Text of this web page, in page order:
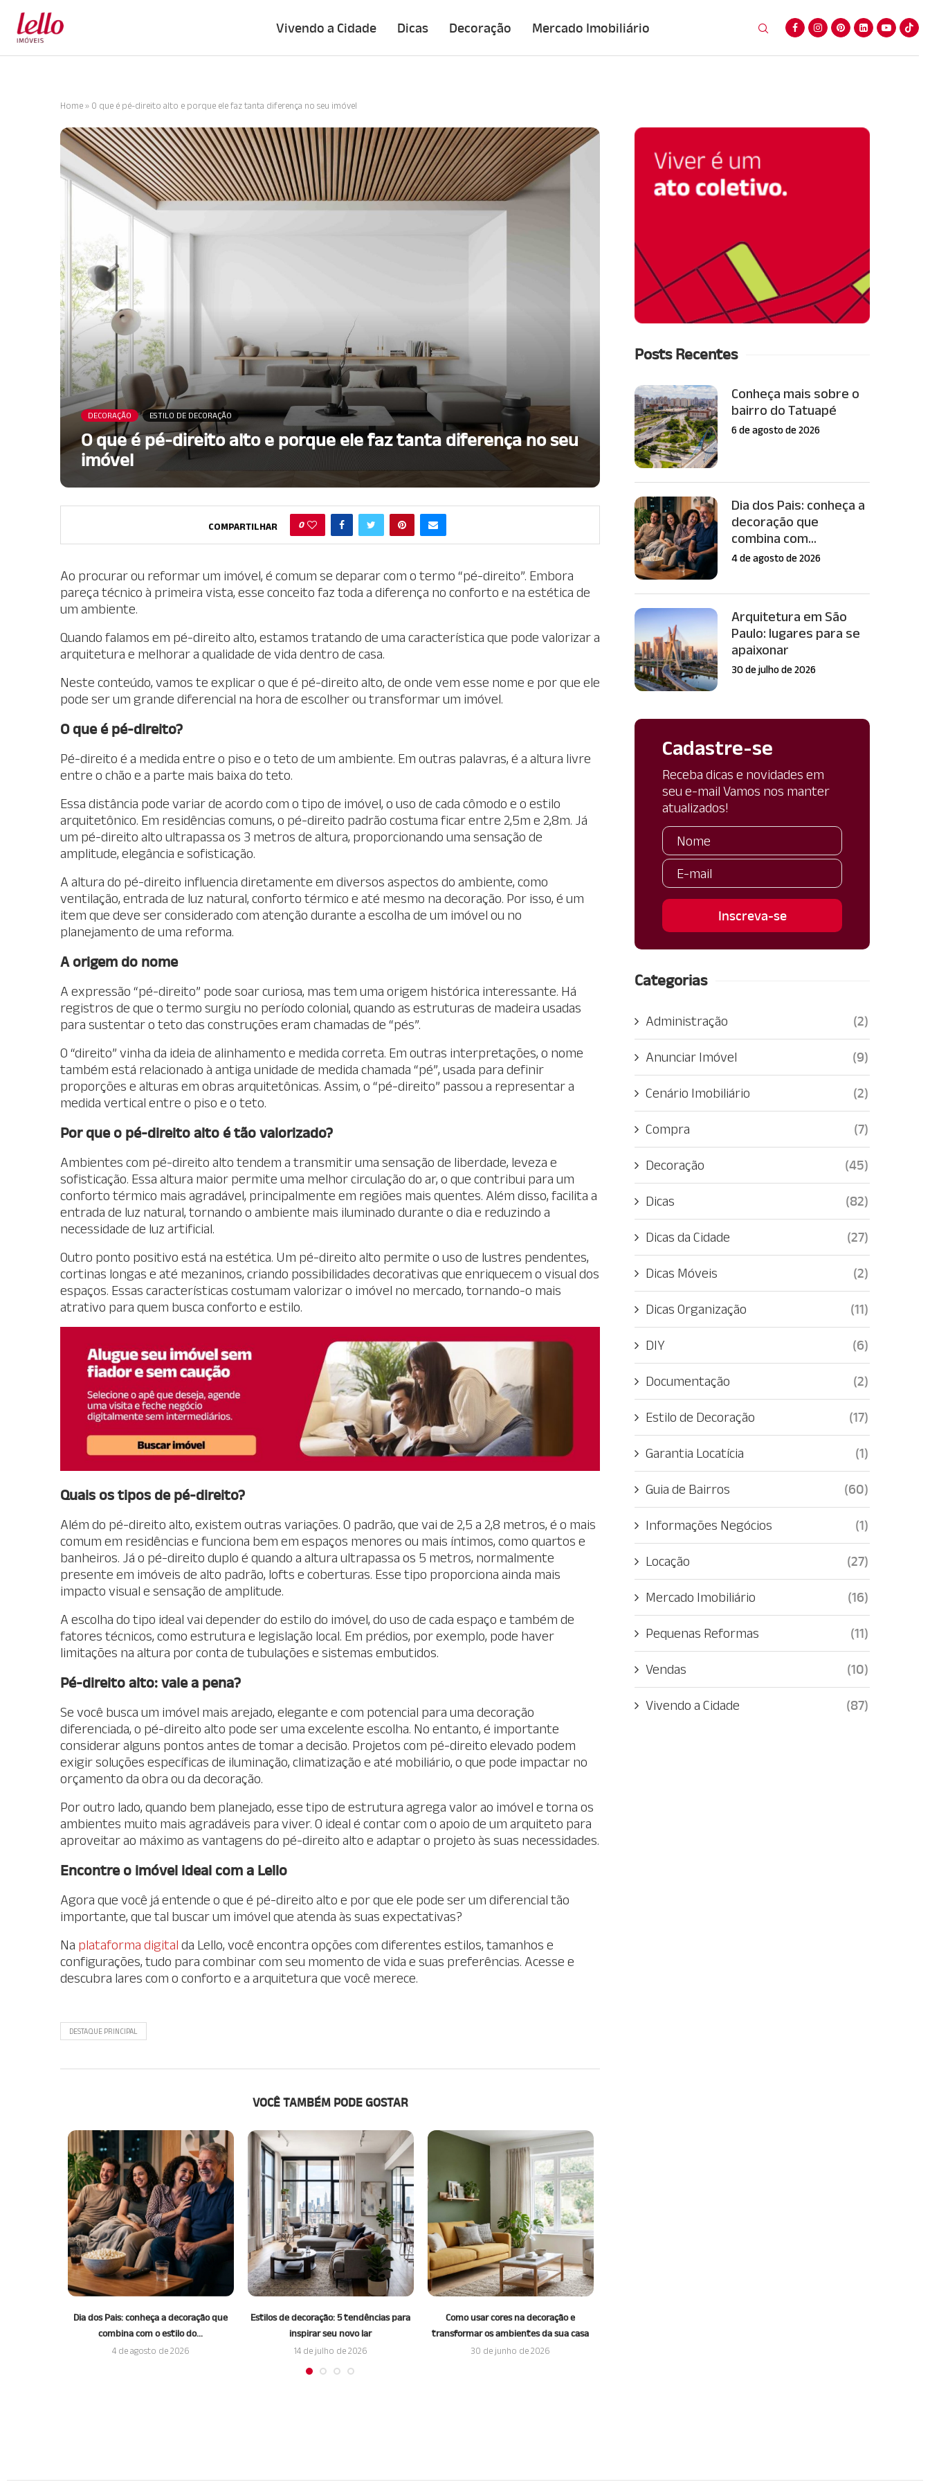
Vivendo a Cidade Dicas Decoração Mercado Imobiliário
Home » O que é pé-direito alto e porque ele faz tanta diferença no seu imóvel
DECORAÇÃO ESTILO DE DECORAÇÃO
O que é pé-direito alto e porque ele faz tanta diferença no seu
imóvel
COMPARTILHAR 0
Ao procurar ou reformar um imóvel, é comum se deparar com o termo “pé-direito”. Embora
pareça técnico à primeira vista, esse conceito faz toda a diferença no conforto e na estética de
um ambiente.
Quando falamos em pé-direito alto, estamos tratando de uma característica que pode valorizar a
arquitetura e melhorar a qualidade de vida dentro de casa.
Neste conteúdo, vamos te explicar o que é pé-direito alto, de onde vem esse nome e por que ele
pode ser um grande diferencial na hora de escolher ou transformar um imóvel.
O que é pé-direito?
Pé-direito é a medida entre o piso e o teto de um ambiente. Em outras palavras, é a altura livre
entre o chão e a parte mais baixa do teto.
Essa distância pode variar de acordo com o tipo de imóvel, o uso de cada cômodo e o estilo
arquitetônico. Em residências comuns, o pé-direito padrão costuma ficar entre 2,5m e 2,8m. Já
um pé-direito alto ultrapassa os 3 metros de altura, proporcionando uma sensação de
amplitude, elegância e sofisticação.
A altura do pé-direito influencia diretamente em diversos aspectos do ambiente, como
ventilação, entrada de luz natural, conforto térmico e até mesmo na decoração. Por isso, é um
item que deve ser considerado com atenção durante a escolha de um imóvel ou no
planejamento de uma reforma.
A origem do nome
A expressão “pé-direito” pode soar curiosa, mas tem uma origem histórica interessante. Há
registros de que o termo surgiu no período colonial, quando as estruturas de madeira usadas
para sustentar o teto das construções eram chamadas de “pés”.
O “direito” vinha da ideia de alinhamento e medida correta. Em outras interpretações, o nome
também está relacionado à antiga unidade de medida chamada “pé”, usada para definir
proporções e alturas em obras arquitetônicas. Assim, o “pé-direito” passou a representar a
medida vertical entre o piso e o teto.
Por que o pé-direito alto é tão valorizado?
Ambientes com pé-direito alto tendem a transmitir uma sensação de liberdade, leveza e
sofisticação. Essa altura maior permite uma melhor circulação do ar, o que contribui para um
conforto térmico mais agradável, principalmente em regiões mais quentes. Além disso, facilita a
entrada de luz natural, tornando o ambiente mais iluminado durante o dia e reduzindo a
necessidade de luz artificial.
Outro ponto positivo está na estética. Um pé-direito alto permite o uso de lustres pendentes,
cortinas longas e até mezaninos, criando possibilidades decorativas que enriquecem o visual dos
espaços. Essas características costumam valorizar o imóvel no mercado, tornando-o mais
atrativo para quem busca conforto e estilo.
Quais os tipos de pé-direito?
Além do pé-direito alto, existem outras variações. O padrão, que vai de 2,5 a 2,8 metros, é o mais
comum em residências e funciona bem em espaços menores ou mais íntimos, como quartos e
banheiros. Já o pé-direito duplo é quando a altura ultrapassa os 5 metros, normalmente
presente em imóveis de alto padrão, lofts e coberturas. Esse tipo proporciona ainda mais
impacto visual e sensação de amplitude.
A escolha do tipo ideal vai depender do estilo do imóvel, do uso de cada espaço e também de
fatores técnicos, como estrutura e legislação local. Em prédios, por exemplo, pode haver
limitações na altura por conta de tubulações e sistemas embutidos.
Pé-direito alto: vale a pena?
Se você busca um imóvel mais arejado, elegante e com potencial para uma decoração
diferenciada, o pé-direito alto pode ser uma excelente escolha. No entanto, é importante
considerar alguns pontos antes de tomar a decisão. Projetos com pé-direito elevado podem
exigir soluções específicas de iluminação, climatização e até mobiliário, o que pode impactar no
orçamento da obra ou da decoração.
Por outro lado, quando bem planejado, esse tipo de estrutura agrega valor ao imóvel e torna os
ambientes muito mais agradáveis para viver. O ideal é contar com o apoio de um arquiteto para
aproveitar ao máximo as vantagens do pé-direito alto e adaptar o projeto às suas necessidades.
Encontre o imóvel ideal com a Lello
Agora que você já entende o que é pé-direito alto e por que ele pode ser um diferencial tão
importante, que tal buscar um imóvel que atenda às suas expectativas?
Na plataforma digital da Lello, você encontra opções com diferentes estilos, tamanhos e
configurações, tudo para combinar com seu momento de vida e suas preferências. Acesse e
descubra lares com o conforto e a arquitetura que você merece.
DESTAQUE PRINCIPAL
VOCÊ TAMBÉM PODE GOSTAR
Dia dos Pais: conheça a decoração que
combina com o estilo do...
4 de agosto de 2026
Estilos de decoração: 5 tendências para
inspirar seu novo lar
14 de julho de 2026
Como usar cores na decoração e
transformar os ambientes da sua casa
30 de junho de 2026
Posts Recentes
Conheça mais sobre o
bairro do Tatuapé
6 de agosto de 2026
Dia dos Pais: conheça a
decoração que
combina com...
4 de agosto de 2026
Arquitetura em São
Paulo: lugares para se
apaixonar
30 de julho de 2026
Cadastre-se
Receba dicas e novidades em
seu e-mail Vamos nos manter
atualizados!
Categorias
Administração (2)
Anunciar Imóvel (9)
Cenário Imobiliário (2)
Compra (7)
Decoração (45)
Dicas (82)
Dicas da Cidade (27)
Dicas Móveis (2)
Dicas Organização (11)
DIY (6)
Documentação (2)
Estilo de Decoração (17)
Garantia Locatícia (1)
Guia de Bairros (60)
Informações Negócios (1)
Locação (27)
Mercado Imobiliário (16)
Pequenas Reformas (11)
Vendas (10)
Vivendo a Cidade (87)